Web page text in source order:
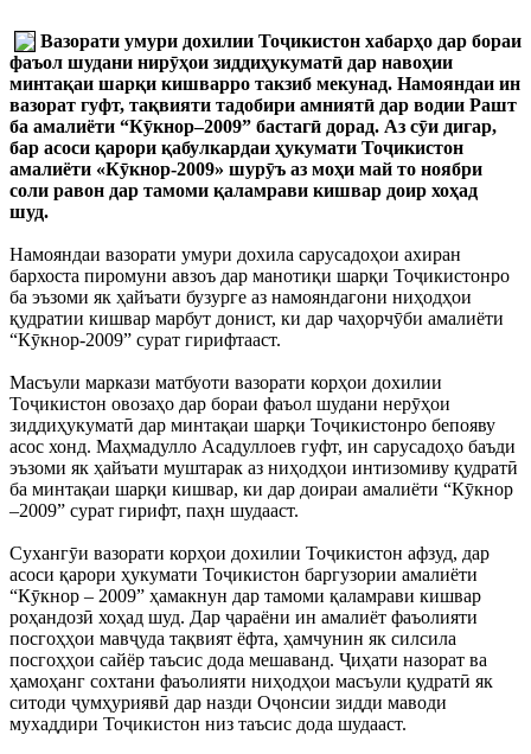
Вазорати умури дохилии Тоҷикистон хабарҳо дар бораи
фаъол шудани нирӯҳои зиддиҳукуматӣ дар навоҳии
минтақаи шарқи кишварро такзиб мекунад. Намояндаи ин
вазорат гуфт, тақвияти тадобири амниятӣ дар водии Рашт
ба амалиёти “Кӯкнор–2009” бастагӣ дорад. Аз сӯи дигар,
бар асоси қарори қабулкардаи ҳукумати Тоҷикистон
амалиёти «Кӯкнор-2009» шурӯъ аз моҳи май то ноябри
соли равон дар тамоми қаламрави кишвар доир хоҳад
шуд.
Намояндаи вазорати умури дохила сарусадоҳои ахиран
бархоста пиромуни авзоъ дар манотиқи шарқи Тоҷикистонро
ба эъзоми як ҳайъати бузурге аз намояндагони ниҳодҳои
қудратии кишвар марбут донист, ки дар чаҳорчӯби амалиёти
“Кӯкнор-2009” сурат гирифтааст.
Масъули маркази матбуоти вазорати корҳои дохилии
Тоҷикистон овозаҳо дар бораи фаъол шудани нерӯҳои
зиддиҳукуматӣ дар минтақаи шарқи Тоҷикистонро бепояву
асос хонд. Маҳмадулло Асадуллоев гуфт, ин сарусадоҳо баъди
эъзоми як ҳайъати муштарак аз ниҳодҳои интизомиву қудратӣ
ба минтақаи шарқи кишвар, ки дар доираи амалиёти “Кӯкнор
–2009” сурат гирифт, паҳн шудааст.
Сухангӯи вазорати корҳои дохилии Тоҷикистон афзуд, дар
асоси қарори ҳукумати Тоҷикистон баргузории амалиёти
“Кӯкнор – 2009” ҳамакнун дар тамоми қаламрави кишвар
роҳандозӣ хоҳад шуд. Дар ҷараёни ин амалиёт фаъолияти
посгоҳҳои мавҷуда тақвият ёфта, ҳамчунин як силсила
посгоҳҳои сайёр таъсис дода мешаванд. Ҷиҳати назорат ва
ҳамоҳанг сохтани фаъолияти ниҳодҳои масъули қудратӣ як
ситоди ҷумҳуриявӣ дар назди Оҷонсии зидди маводи
мухаддири Тоҷикистон низ таъсис дода шудааст.